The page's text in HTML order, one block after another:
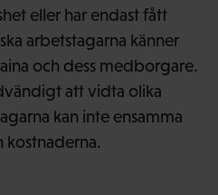
eller har endast fått
arbetstagarna känner
och dess medborgare.
att vidta olika
kan inte ensamma
kostnaderna.